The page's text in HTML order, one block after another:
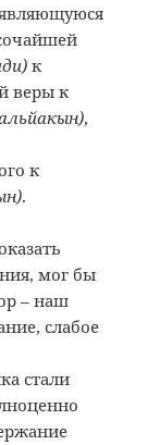
к
веры к
),
к
).
мог бы
– наш
слабое
стали